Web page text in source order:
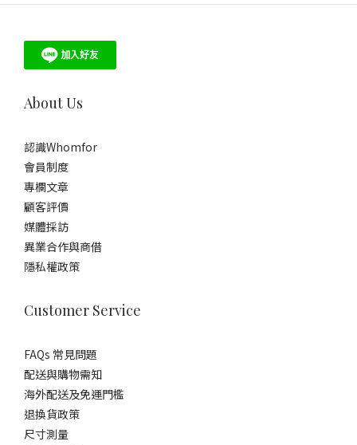
About Us
認識Whomfor
會員制度
專欄文章
顧客評價
媒體採訪
異業合作與商借
隱私權政策
Customer Service
FAQs 常見問題
配送與購物需知
海外配送及免運門檻
退換貨政策
尺寸測量